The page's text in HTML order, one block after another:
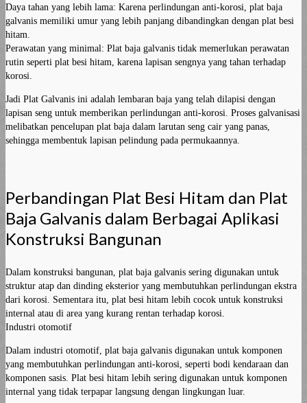
Daya tahan yang lebih lama: Karena perlindungan anti-korosi, plat baja
galvanis memiliki umur yang lebih panjang dibandingkan dengan plat besi
hitam.
Perawatan yang minimal: Plat baja galvanis tidak memerlukan perawatan
rutin seperti plat besi hitam, karena lapisan sengnya yang tahan terhadap
korosi.
Jadi Plat Galvanis ini adalah lembaran baja yang telah dilapisi dengan
lapisan seng untuk memberikan perlindungan anti-korosi. Proses galvanisasi
melibatkan pencelupan plat baja dalam larutan seng cair yang panas,
sehingga membentuk lapisan pelindung pada permukaannya.
Perbandingan Plat Besi Hitam dan Plat
Baja Galvanis dalam Berbagai Aplikasi
Konstruksi Bangunan
Dalam konstruksi bangunan, plat baja galvanis sering digunakan untuk
struktur atap dan dinding eksterior yang membutuhkan perlindungan ekstra
dari korosi. Sementara itu, plat besi hitam lebih cocok untuk konstruksi
internal atau di area yang kurang rentan terhadap korosi.
Industri otomotif
Dalam industri otomotif, plat baja galvanis digunakan untuk komponen
yang membutuhkan perlindungan anti-korosi, seperti bodi kendaraan dan
komponen sasis. Plat besi hitam lebih sering digunakan untuk komponen
internal yang tidak terpapar langsung dengan lingkungan luar.